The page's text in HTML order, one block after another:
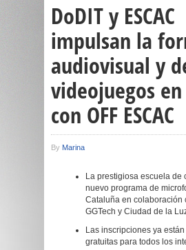
DoDIT y ESCAC
impulsan la
audiovisual y
videojuegos
con OFF ESCAC
By Marina
La prestigiosa escuela de
nuevo programa de
Cataluña en colaboración
GGTech y Ciudad de la
Las inscripciones ya
gratuitas para todos los